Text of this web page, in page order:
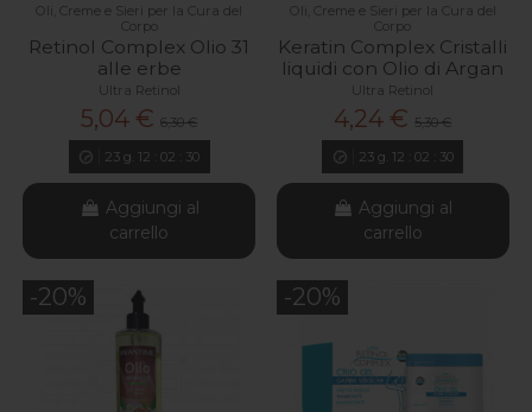
Oli, Creme e Sieri per la Cura del
Corpo
Retinol Complex Olio 31
alle erbe
Ultra Retinol
5,04 €6,30 €
23g. 12 02 29
Aggiungi al
carrello
Oli, Creme e Sieri per la Cura del
Corpo
Keratin Complex Cristalli
liquidi con Olio di Argan
Ultra Retinol
4,24 € 5,30 €
23g. 12 02 29
Aggiungi al
carrello
-20% -20%